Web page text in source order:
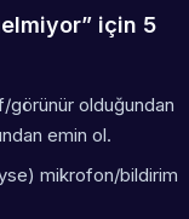
için 5
görünür olduğundan
emin ol.
mikrofon/bildirim